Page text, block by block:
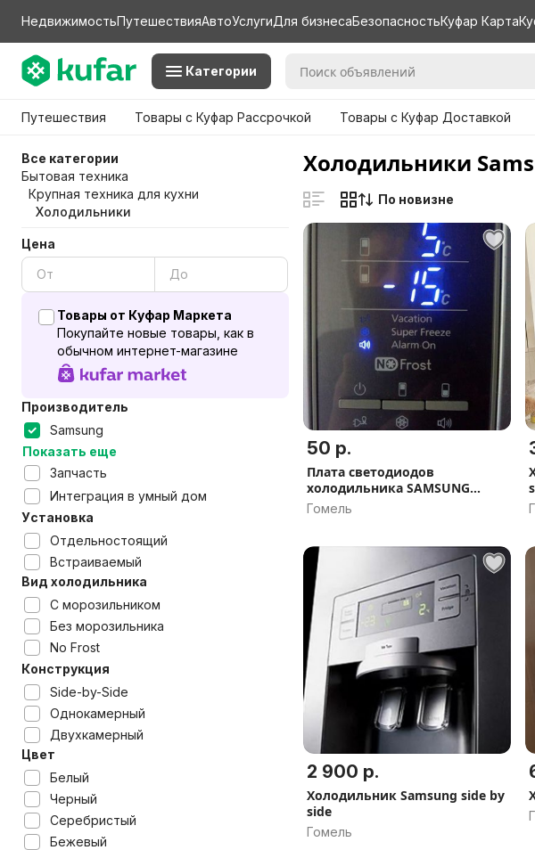
НедвижимостьПутешествияАвтоУслугиДля бизнесаБезопасностьКуфар Карта
Категории
Путешествия Товары с Куфар Рассрочкой Товары с Куфар Доставкой
Все категории
Бытовая техника
Крупная техника для кухни
Холодильники
Цена
Товары от Куфар Маркета
Покупайте новые товары, как в
обычном интернет-магазине
Производитель
Samsung
Показать еще
Запчасть
Интеграция в умный дом
Установка
Отдельностоящий
Встраиваемый
Вид холодильника
С морозильником
Без морозильника
No Frost
Конструкция
Side-by-Side
Однокамерный
Двухкамерный
Цвет
Белый
Черный
Серебристый
Бежевый
Холодильники
По новизне
50 р.
Плата светодиодов
холодильника SAMSUNG
RL34ECSW
Гомель
2 900 р.
Холодильник Samsung side by
side
Гомель